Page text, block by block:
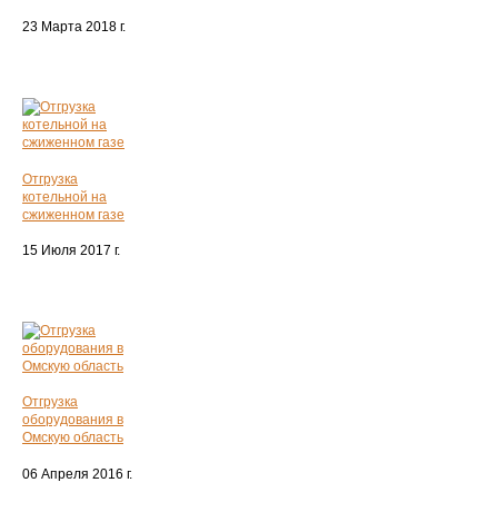
23 Марта 2018 г.
Отгрузка
котельной на
сжиженном газе
15 Июля 2017 г.
Отгрузка
оборудования в
Омскую область
06 Апреля 2016 г.